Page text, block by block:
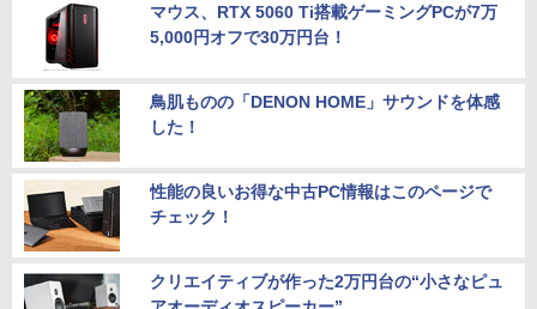
マウス、RTX 5060 Ti搭載ゲーミングPCが7万
5,000円オフで30万円台！
鳥肌ものの「DENON HOME」サウンドを体感
した！
性能の良いお得な中古PC情報はこのページで
チェック！
クリエイティブが作った2万円台の“小さなピュ